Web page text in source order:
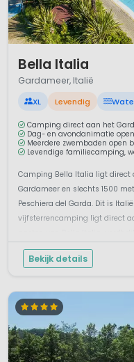
Bella Italia
Gardameer, Italië
XL Levendig
Camping direct aan het
Dag- en avondanimatie
Meerdere zwembaden open
Levendige familiecamping,
Camping Bella Italia ligt direct
Gardameer en slechts 1500
Peschiera del Garda. Dit is
vijfsterrencamping ligt direct
Bekijk details